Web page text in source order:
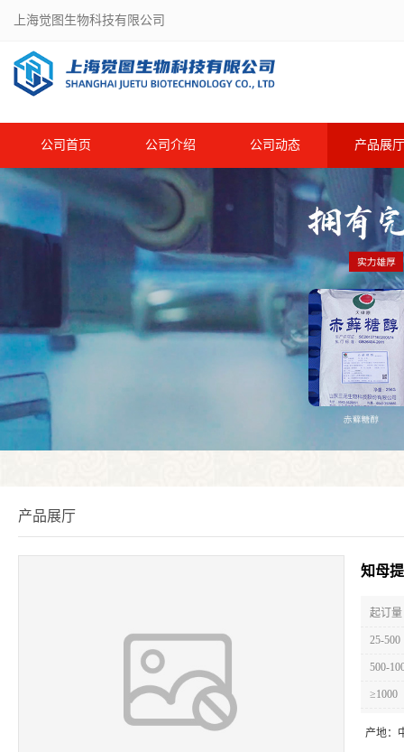
上海觉图生物科技有限公司
公司首页 公司介绍 公司动态 产品展厅
产品展厅
知母
起订
25-500
500-
≥1000
产地：